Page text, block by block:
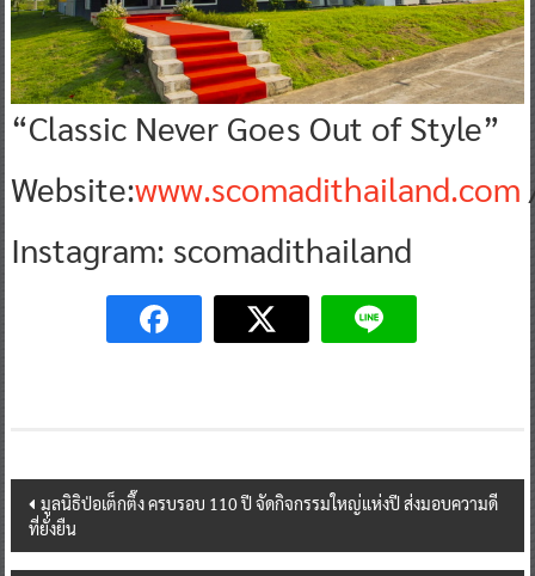
“Classic Never Goes Out of Style”
Website:www.scomadithailand.com
Instagram: scomadithailand
Post
navigation
มูลนิธิป่อเต็กตึ๊ง ครบรอบ 110 ปี จัดกิจกรรมใหญ่แห่งปี ส่งมอบความดี
ที่ยั่งยืน